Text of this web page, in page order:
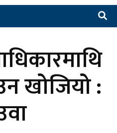
खोजियो :